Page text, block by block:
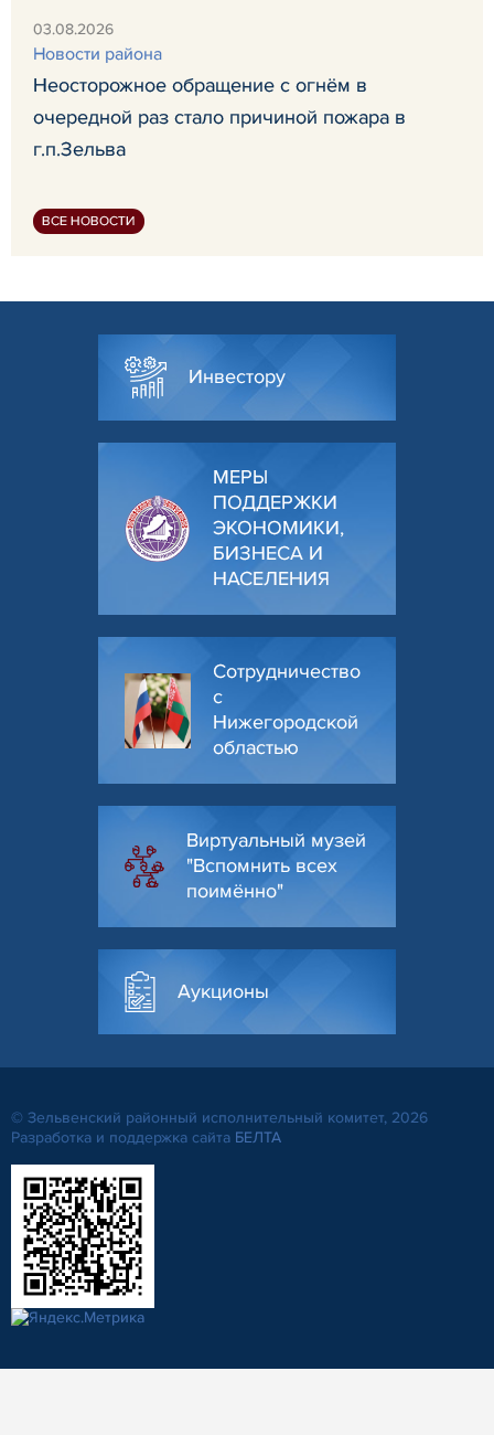
03.08.2026
Новости района
Неосторожное обращение с огнём в
очередной раз стало причиной пожара в
г.п.Зельва
ВСЕ НОВОСТИ
Инвестору
МЕРЫ
ПОДДЕРЖКИ
ЭКОНОМИКИ,
БИЗНЕСА И
НАСЕЛЕНИЯ
Сотрудничество
с
Нижегородской
областью
Виртуальный музей
"Вспомнить всех
поимённо"
Аукционы
© Зельвенский районный исполнительный комитет, 2026
Разработка и поддержка сайта БЕЛТА